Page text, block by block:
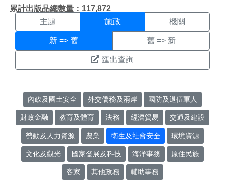
累計出版品總數量：117,872
主題 施政 機關
新 => 舊 舊 => 新
匯出查詢
內政及國土安全 外交僑務及兩岸 國防及退伍軍人
財政金融 教育及體育 法務 經濟貿易 交通及建設
勞動及人力資源 農業 衛生及社會安全 環境資源
文化及觀光 國家發展及科技 海洋事務 原住民族
客家 其他政務 輔助事務